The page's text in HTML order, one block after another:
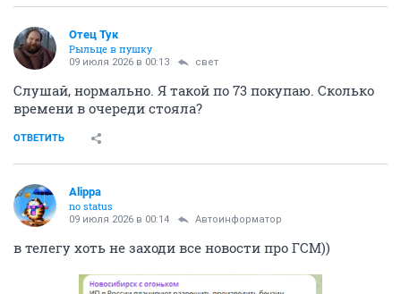
Отец Тук
Рыльце в пушку
09 июля 2026 в 00:13 свет
Слушай, нормально. Я такой по 73 покупаю. Сколько
времени в очереди стояла?
ОТВЕТИТЬ
Alippa
no status
09 июля 2026 в 00:14 Автоинформатор
в телегу хоть не заходи все новости про ГСМ))